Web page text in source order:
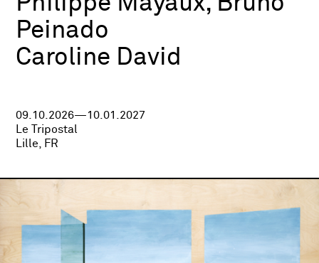
Peinado
Caroline David
09.10.2026—10.01.2027
Le Tripostal
Lille, FR